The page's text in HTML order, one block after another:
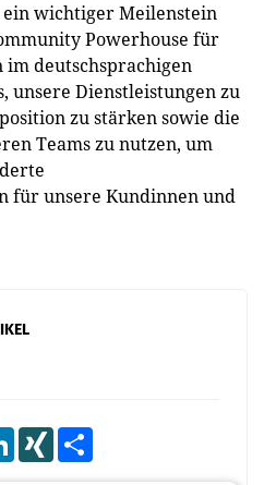
wichtiger Meilenstein
Powerhouse für
deutschsprachigen
unsere Dienstleistungen zu
zu stärken sowie die
Teams zu nutzen, um
für unsere Kundinnen und
LinkedInXING